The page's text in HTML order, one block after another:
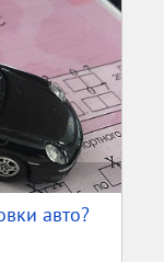
авто?